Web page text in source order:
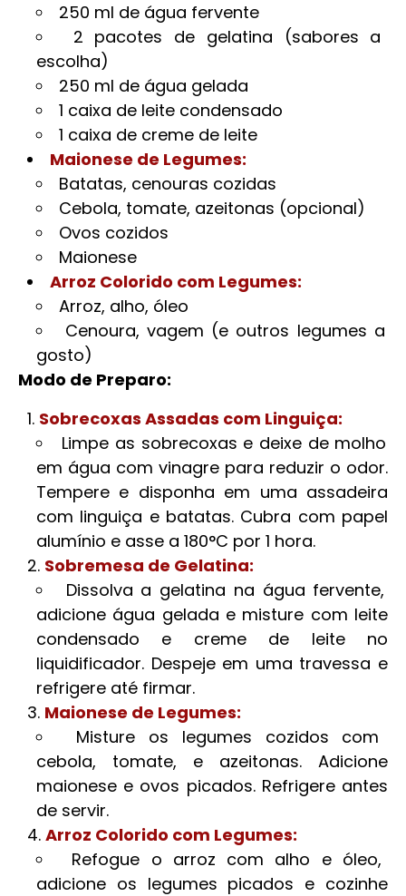
250 ml de água fervente
2 pacotes de gelatina (sabores a
escolha)
250 ml de água gelada
1 caixa de leite condensado
1 caixa de creme de leite
Maionese de Legumes:
Batatas, cenouras cozidas
Cebola, tomate, azeitonas (opcional)
Ovos cozidos
Maionese
Arroz Colorido com Legumes:
Arroz, alho, óleo
Cenoura, vagem (e outros legumes a
gosto)
Modo de Preparo:
Sobrecoxas Assadas com Linguiça:
Limpe as sobrecoxas e deixe de molho
em água com vinagre para reduzir o odor.
Tempere e disponha em uma assadeira
com linguiça e batatas. Cubra com papel
alumínio e asse a 180°C por 1 hora.
Sobremesa de Gelatina:
Dissolva a gelatina na água fervente,
adicione água gelada e misture com leite
condensado e creme de leite no
liquidificador. Despeje em uma travessa e
refrigere até firmar.
Maionese de Legumes:
Misture os legumes cozidos com
cebola, tomate, e azeitonas. Adicione
maionese e ovos picados. Refrigere antes
de servir.
Arroz Colorido com Legumes:
Refogue o arroz com alho e óleo,
adicione os legumes picados e cozinhe